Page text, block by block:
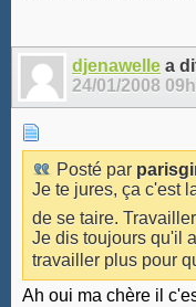
djenawelle a
24/01/2008
Posté par
Je te jures, ça c'est
de se taire.
Je dis toujours qu'il
travailler plus pour
Ah oui ma chère il